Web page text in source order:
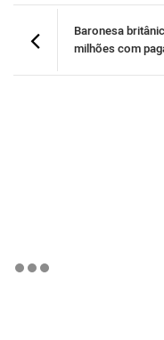
Baronesa
milhões com